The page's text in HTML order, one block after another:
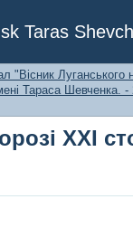
Taras
ХХІ
"Вісник Луганського
Тараса
ХХІ